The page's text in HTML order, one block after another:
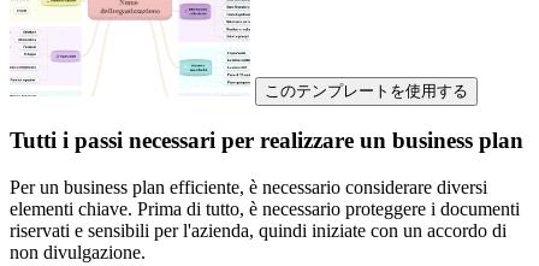
このテンプレートを使用する
Tutti i passi necessari per realizzare un business plan
Per un business plan efficiente, è necessario considerare diversi
elementi chiave. Prima di tutto, è necessario proteggere i documenti
riservati e sensibili per l'azienda, quindi iniziate con un accordo di
non divulgazione.